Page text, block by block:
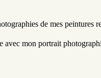
de mes peintures
avec mon portrait